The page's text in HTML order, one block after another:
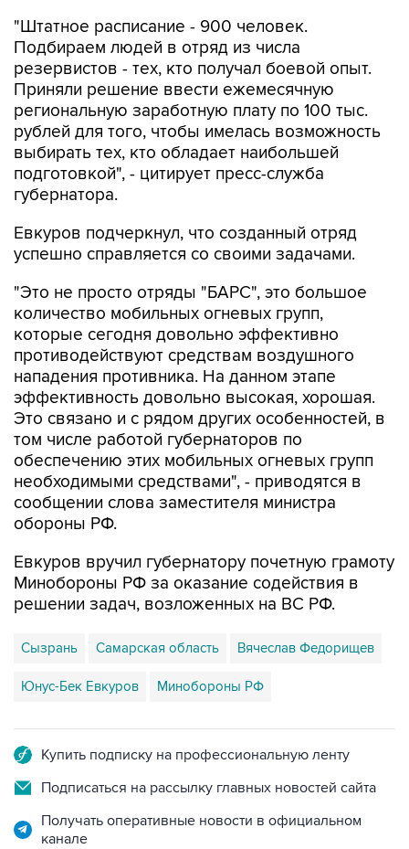
"Штатное расписание - 900 человек.
Подбираем людей в отряд из числа
резервистов - тех, кто получал боевой опыт.
Приняли решение ввести ежемесячную
региональную заработную плату по 100 тыс.
рублей для того, чтобы имелась возможность
выбирать тех, кто обладает наибольшей
подготовкой", - цитирует пресс-служба
губернатора.
Евкуров подчеркнул, что созданный отряд
успешно справляется со своими задачами.
"Это не просто отряды "БАРС", это большое
количество мобильных огневых групп,
которые сегодня довольно эффективно
противодействуют средствам воздушного
нападения противника. На данном этапе
эффективность довольно высокая, хорошая.
Это связано и с рядом других особенностей, в
том числе работой губернаторов по
обеспечению этих мобильных огневых групп
необходимыми средствами", - приводятся в
сообщении слова заместителя министра
обороны РФ.
Евкуров вручил губернатору почетную грамоту
Минобороны РФ за оказание содействия в
решении задач, возложенных на ВС РФ.
Сызрань Самарская область Вячеслав Федорищев
Юнус-Бек Евкуров Минобороны РФ
Купить подписку на профессиональную ленту
Подписаться на рассылку главных новостей сайта
Получать оперативные новости в официальном
канале